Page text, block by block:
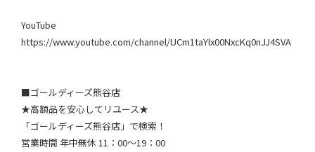
YouTube
https://www.youtube.com/channel/UCm1taYlx00NxcKq0nJJ4SVA
■ゴールディーズ熊谷店
★高額品を安心してリユース★
「ゴールディーズ熊谷店」で検索！
営業時間 年中無休 11：00～19：00